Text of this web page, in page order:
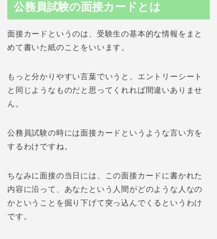
公務員試験の面接カードとは
面接カードというのは、受験生の基本的な情報をまと
めて書いた紙のことをいいます。
もっと分かりやすい言葉でいうと、エントリーシート
と同じようなものだと思ってくれれば間違いありませ
ん。
公務員試験の時には面接カードというような言い方を
するわけですね。
ちなみに面接の当日には、この面接カードに書かれた
内容に沿って、あなたという人間がどのような人なの
かということを掘り下げて突っ込んでくるというわけ
です。